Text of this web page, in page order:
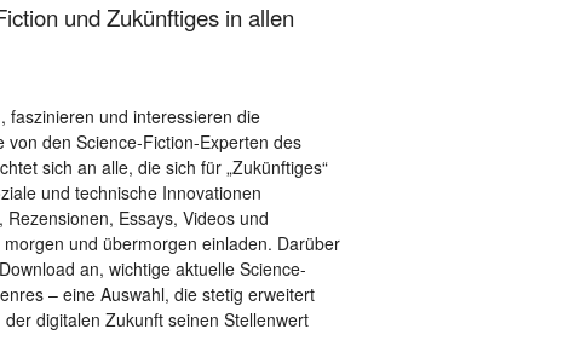
und Zukünftiges in allen
faszinieren und interessieren die
den Science-Fiction-Experten des
sich an alle, die sich für „Zukünftiges“
und technische Innovationen
Essays, Videos und
und übermorgen einladen. Darüber
an, wichtige aktuelle Science-
– eine Auswahl, die stetig erweitert
digitalen Zukunft seinen Stellenwert